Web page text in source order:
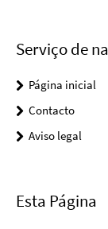
Serviço de
Página inicial
Contacto
Aviso legal
Esta Página